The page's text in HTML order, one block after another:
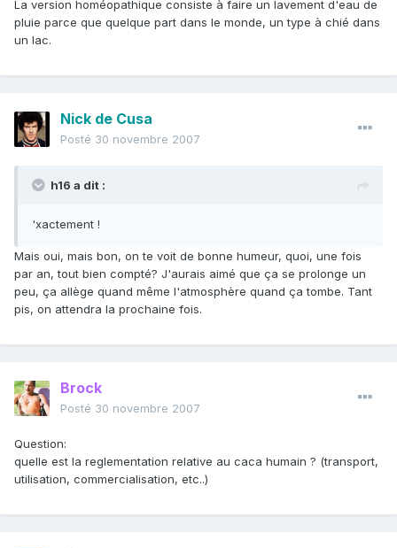
La version homéopathique consiste à faire un lavement d'eau de
pluie parce que quelque part dans le monde, un type à chié dans
un lac.
Nick de Cusa
Posté 30 novembre 2007
h16 a dit :
'xactement !
Mais oui, mais bon, on te voit de bonne humeur, quoi, une fois
par an, tout bien compté? J'aurais aimé que ça se prolonge un
peu, ça allège quand même l'atmosphère quand ça tombe. Tant
pis, on attendra la prochaine fois.
Brock
Posté 30 novembre 2007
Question:
quelle est la reglementation relative au caca humain ? (transport,
utilisation, commercialisation, etc..)